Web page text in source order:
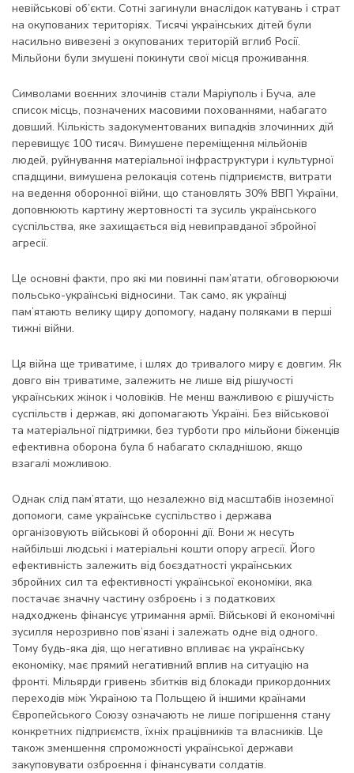
невійськові об’єкти. Сотні загинули внаслідок катувань і страт
на окупованих територіях. Тисячі українських дітей були
насильно вивезені з окупованих територій вглиб Росії.
Мільйони були змушені покинути свої місця проживання.
Символами воєнних злочинів стали Маріуполь і Буча, але
список місць, позначених масовими похованнями, набагато
довший. Кількість задокументованих випадків злочинних дій
перевищує 100 тисяч. Вимушене переміщення мільйонів
людей, руйнування матеріальної інфраструктури і культурної
спадщини, вимушена релокація сотень підприємств, витрати
на ведення оборонної війни, що становлять 30% ВВП України,
доповнюють картину жертовності та зусиль українського
суспільства, яке захищається від невиправданої збройної
агресії.
Це основні факти, про які ми повинні пам’ятати, обговорюючи
польсько-українські відносини. Так само, як українці
пам’ятають велику щиру допомогу, надану поляками в перші
тижні війни.
Ця війна ще триватиме, і шлях до тривалого миру є довгим. Як
довго він триватиме, залежить не лише від рішучості
українських жінок і чоловіків. Не менш важливою є рішучість
суспільств і держав, які допомагають Україні. Без військової
та матеріальної підтримки, без турботи про мільйони біженців
ефективна оборона була б набагато складнішою, якщо
взагалі можливою.
Однак слід пам’ятати, що незалежно від масштабів іноземної
допомоги, саме українське суспільство і держава
організовують військові й оборонні дії. Вони ж несуть
найбільші людські і матеріальні кошти опору агресії. Його
ефективність залежить від боєздатності українських
збройних сил та ефективності української економіки, яка
постачає значну частину озброєнь і з податкових
надходжень фінансує утримання армії. Військові й економічні
зусилля нерозривно пов’язані і залежать одне від одного.
Тому будь-яка дія, що негативно впливає на українську
економіку, має прямий негативний вплив на ситуацію на
фронті. Мільярди гривень збитків від блокади прикордонних
переходів між Україною та Польщею й іншими країнами
Європейського Союзу означають не лише погіршення стану
конкретних підприємств, їхніх працівників та власників. Це
також зменшення спроможності української держави
закуповувати озброєння і фінансувати солдатів.